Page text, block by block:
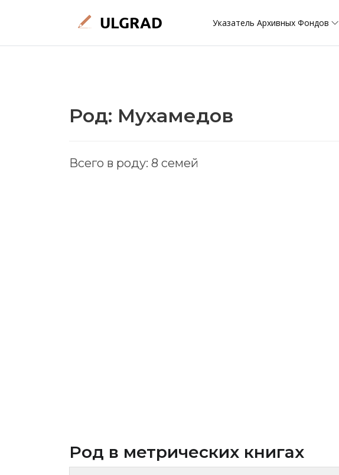
Указатель Архивных Фондов
Род: Мухамедов
Всего в роду: 8 семей
Род в метрических книгах